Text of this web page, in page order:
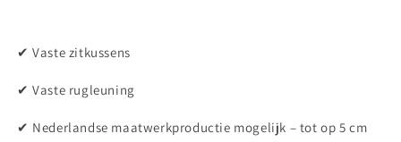
✔ Vaste zitkussens
✔ Vaste rugleuning
✔ Nederlandse maatwerkproductie mogelijk – tot op 5 cm